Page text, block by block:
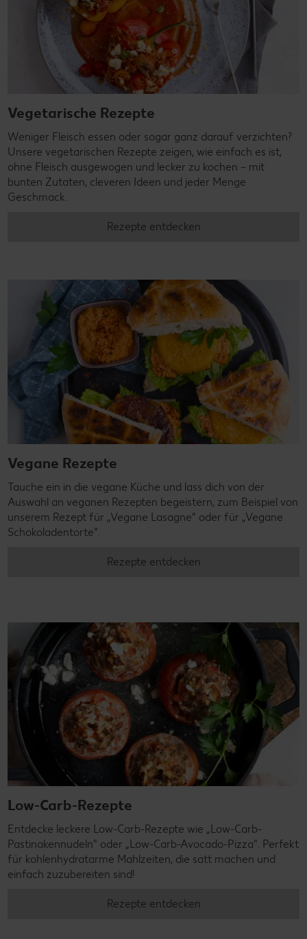
Vegetarische Rezepte
Weniger Fleisch essen oder sogar ganz darauf verzichten?
Unsere vegetarischen Rezepte zeigen, wie einfach es ist,
ohne Fleisch ausgewogen und lecker zu kochen – mit
bunten Zutaten, cleveren Ideen und jeder Menge
Geschmack.
Rezepte entdecken
Vegane Rezepte
Tauche ein in die vegane Küche und lass dich von der
Auswahl an veganen Rezepten begeistern, zum Beispiel von
unserem Rezept für „Vegane Lasagne“ oder für „Vegane
Schokoladentorte“.
Rezepte entdecken
Low-Carb-Rezepte
Entdecke leckere Low-Carb-Rezepte wie „Low-Carb-
Pastinakennudeln" oder „Low-Carb-Avocado-Pizza". Perfekt
für kohlenhydratarme Mahlzeiten, die satt machen und
einfach zuzubereiten sind!
Rezepte entdecken